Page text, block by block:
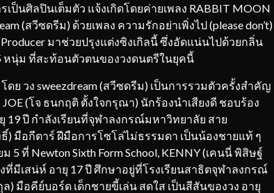
นศิลปินเต็มตัว แจ้งเกิดโดยค่ายเพลง RABBIT MOON
(สวีซดรีม) ด้วยเพลง ความรักอย่าเพิ่งไป (please don’t)
มาช่วยปรุงแต่งซิงเกิลนี้ ซึ่งอัดแน่นไปด้วยกลิ่น
หนุ่ม ที่สะท้อนตัวตนของวงดนตรีในยุคนี้
ย วง sweezdream (สวีซดรีม) เป็นการรวมตัวครั้งสำคัญ
(โจ ธนกฤติ ตั้งใจกรุณา) นักร้องนำเสียงดี ชอบร้อง
19 ปี กำลังเรียนที่จุฬาลงกรณ์มหาวิทยาลัย สาย
) มือกีตาร์ ฝีมือการโซโล่ไม่ธรรมดา เป็นน้องชายแท้ ๆ
ที่ Newton Sixth Form School, KENNY (เคนนี่ พิสิษฐ์
มีเสน่ห์ อายุ 17 ปี ศึกษาอยู่ที่โรงเรียนสาธิตจุฬาลงกรณ์
) มือคีย์บอร์ด เด็กชายขี้เล่น สดใส เป็นสีสันของวง อายุ